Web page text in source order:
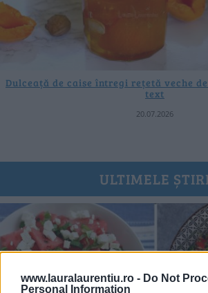
www.lauralaurentiu.ro - Do Not
Personal Information
Dulceață de caise întregi rețetă veche
text
20.07.2026
ULTIMELE